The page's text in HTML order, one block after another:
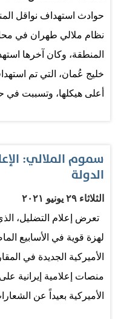
حوادث استهداف نواقل
نظام ملالي طهران في
المنطقة، وكان آخرها
خليج عُمان، التي تم
أعلى هيكلها، وتسببت
التي تترنح بسبب جائحة
مراكز الأبحاث وخزانات
سارع المسؤولون
بالحادث، ورغم أن
«صنع في طهران» التي
سموم الملالي:
الدولة
الثلاثاء ٢٩ يونيو ٢٠٢١
تعرض إعلام التضليل،
لهزة قوية في الأسابيع
الأميركية الجديدة في
منصات إعلامية إيرانية
الأميركية بعيداً عن